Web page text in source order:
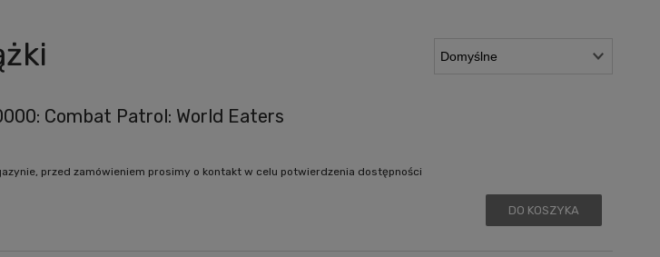
Combat Patrol: World Eaters
przed zamówieniem prosimy o kontakt w celu potwierdzenia dostępności
DO KOSZYKA